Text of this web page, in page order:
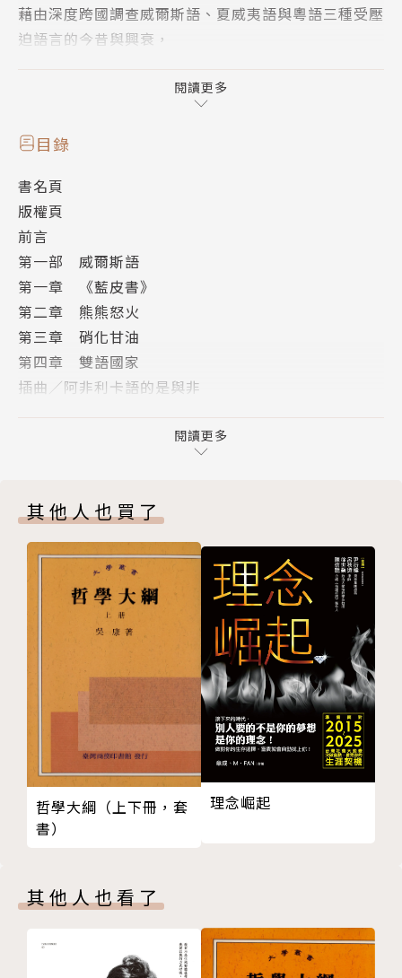
藉由深度跨國調查威爾斯語、夏威夷語與粵語三種受壓
迫語言的今昔與興衰，
的生命經驗又如何受其左右？
口碑推薦──
胡川安｜國立中央大學中文系教授、《秦漢帝國與沒有
歷史的人》作者
張學謙｜國立臺東大學南島文化研究博士班教授丶華語
文學系教授
張正｜燦爛時光東南亞主題書店負責人
鄭順聰｜作家、臺語推廣者
謝金魚｜歷史作家
蘇致亨｜《毋甘願的電影史》作者
閱讀更多
目錄
書名頁
版權頁
前言
第一部 威爾斯語
第一章 《藍皮書》
第二章 熊熊怒火
第三章 硝化甘油
第四章 雙語國家
插曲／阿非利卡語的是與非
第五章 婚約在身的公主
a）
第八章 「夏威夷自主生息」（Ke Ea Hawaiʻi）
第九章 褻瀆聖山之路封閉
插曲／古老又創新的語言
第三部 廣東話
第十章 辯證
第十二章 通用語
第十三章 「講粵語易得鼻咽癌」
第十四章 分離主義之聲
第十五章 高原上的語言
後記
作者的話
注釋
閱讀更多
其他人也買了
哲學大綱（上下冊，套
書）
理念崛起
其他人也看了